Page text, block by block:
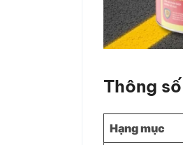
Thông
Hạng mục